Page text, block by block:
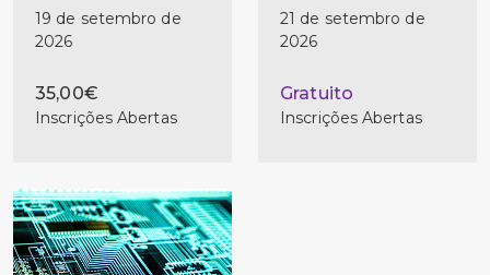
— Do Primeiro
Circuito ao
19 de setembro de
2026
35,00€
Inscrições Abertas
Technician
21 de setembro de
2026
Gratuito
Inscrições Abertas